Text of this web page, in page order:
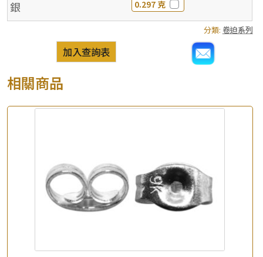
銀 0.297 克
分類: 卷迫系列
加入查詢表
相關商品